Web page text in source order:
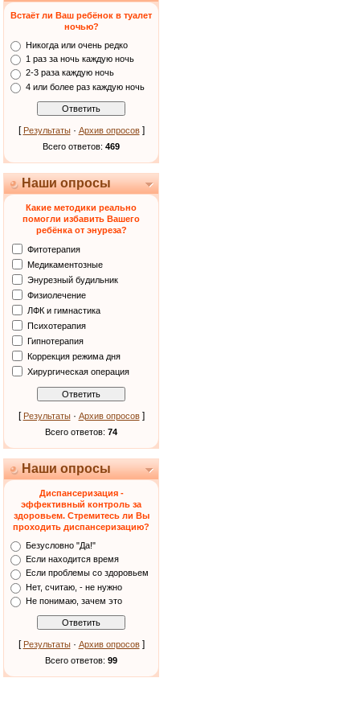
Встаёт ли Ваш ребёнок в туалет
ночью?
Никогда или очень редко
1 раз за ночь каждую ночь
2-3 раза каждую ночь
4 или более раз каждую ночь
[ Результаты· Архив опросов]
Всего ответов: 469
Наши опросы
Какие методики реально
помогли избавить Вашего
ребёнка от энуреза?
Фитотерапия
Медикаментозные
Энурезный будильник
Физиолечение
ЛФК и гимнастика
Психотерапия
Гипнотерапия
Коррекция режима дня
Хирургическая операция
[ Результаты· Архив опросов]
Всего ответов: 74
Наши опросы
Диспансеризация -
эффективный контроль за
здоровьем. Стремитесь ли Вы
проходить диспансеризацию?
Безусловно "Да!"
Если находится время
Если проблемы со здоровьем
Нет, считаю, - не нужно
Не понимаю, зачем это
[ Результаты· Архив опросов]
Всего ответов: 99